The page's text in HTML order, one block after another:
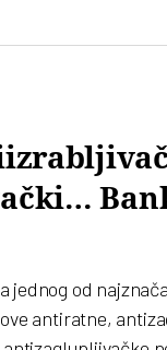
jednog od